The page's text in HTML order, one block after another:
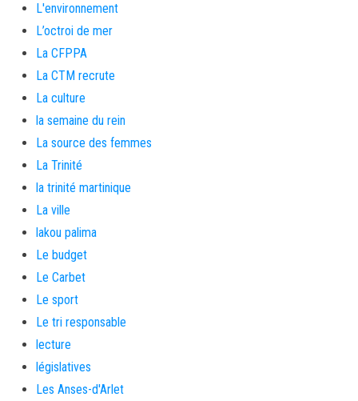
L'environnement
L’octroi de mer
La CFPPA
La CTM recrute
La culture
la semaine du rein
La source des femmes
La Trinité
la trinité martinique
La ville
lakou palima
Le budget
Le Carbet
Le sport
Le tri responsable
lecture
législatives
Les Anses-d'Arlet